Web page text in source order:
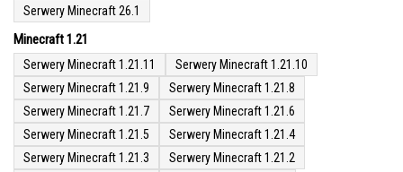
Serwery Minecraft 26.1
Minecraft 1.21
Serwery Minecraft 1.21.11
Serwery Minecraft 1.21.10
Serwery Minecraft 1.21.9
Serwery Minecraft 1.21.8
Serwery Minecraft 1.21.7
Serwery Minecraft 1.21.6
Serwery Minecraft 1.21.5
Serwery Minecraft 1.21.4
Serwery Minecraft 1.21.3
Serwery Minecraft 1.21.2